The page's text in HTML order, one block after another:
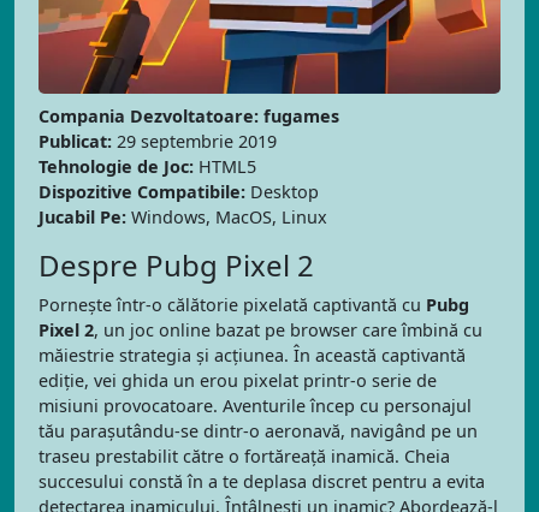
Compania Dezvoltatoare: fugames
Publicat: 29 septembrie 2019
Tehnologie de Joc: HTML5
Dispozitive Compatibile: Desktop
Jucabil Pe: Windows, MacOS, Linux
Despre Pubg Pixel 2
Pornește într-o călătorie pixelată captivantă cu Pubg
Pixel 2, un joc online bazat pe browser care îmbină cu
măiestrie strategia și acțiunea. În această captivantă
ediție, vei ghida un erou pixelat printr-o serie de
misiuni provocatoare. Aventurile încep cu personajul
tău parașutându-se dintr-o aeronavă, navigând pe un
traseu prestabilit către o fortăreață inamică. Cheia
succesului constă în a te deplasa discret pentru a evita
detectarea inamicului. Întâlnești un inamic? Abordează-l